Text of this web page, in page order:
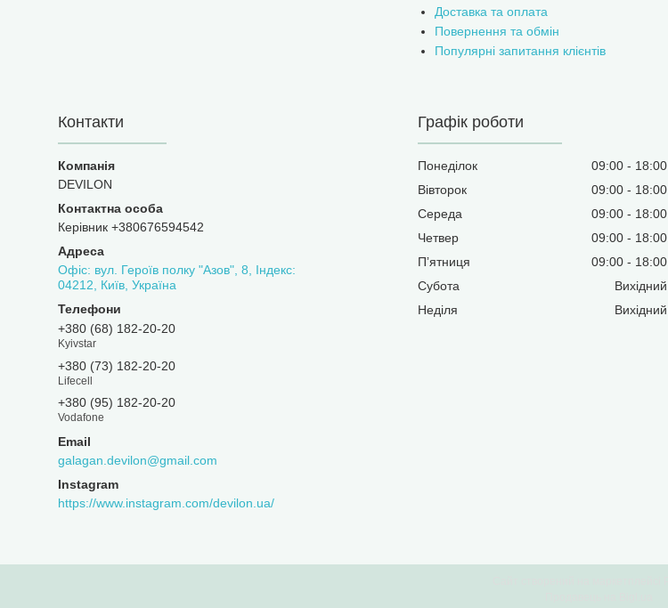
Доставка та оплата
Повернення та обмін
Популярні запитання клієнтів
Контакти
DEVILON
Керівник +380676594542
Офіс: вул. Героїв полку "Азов", 8, Індекс:
04212, Київ, Україна
+380 (68) 182-20-20
Kyivstar
+380 (73) 182-20-20
Lifecell
+380 (95) 182-20-20
Vodafone
galagan.devilon@gmail.com
Instagram
https://www.instagram.com/devilon.ua/
Графік роботи
Понеділок 09:00
18:00
Вівторок
09:00
18:00
Середа
09:00
18:00
Четвер
09:00
18:00
Пʼятниця
09:00
18:00
Субота
Вихідний
Неділя
Вихідний